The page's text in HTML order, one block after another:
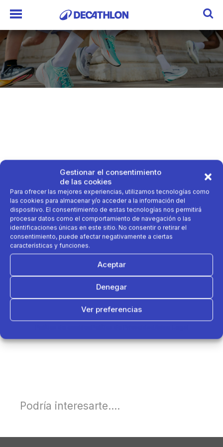
Gestionar el consentimiento
de las cookies
Para ofrecer las mejores experiencias, utilizamos tecnologías como
las cookies para almacenar y/o acceder a la información del
dispositivo. El consentimiento de estas tecnologías nos permitirá
procesar datos como el comportamiento de navegación o las
identificaciones únicas en este sitio. No consentir o retirar el
consentimiento, puede afectar negativamente a ciertas
características y funciones.
Aceptar
Denegar
Ver preferencias
Podría interesarte....